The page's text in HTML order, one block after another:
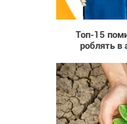
Топ-15
роблять в